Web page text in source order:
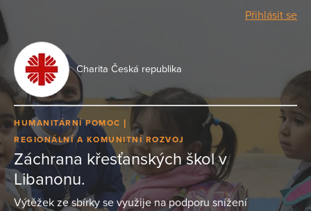
Přihlásit se
Charita Česká republika
HUMANITÁRNÍ POMOC
REGIONÁLNÍ A KOMUNITNÍ ROZVOJ
Záchrana křesťanských škol v
Libanonu.
Výtěžek ze sbírky se využije na podporu snížení